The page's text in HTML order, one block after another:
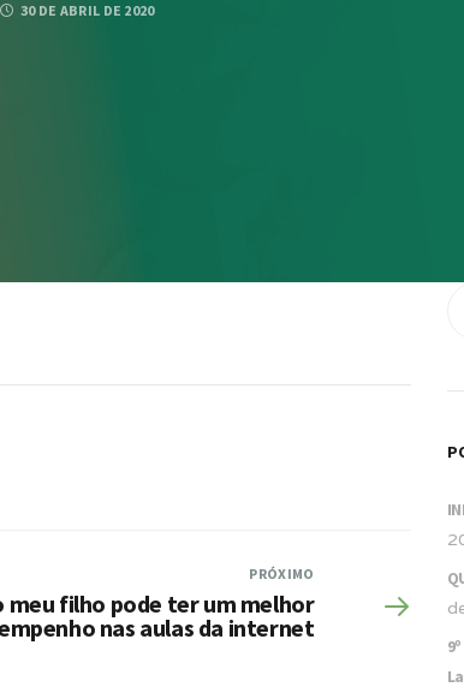
30 DE ABRIL DE 2020
PRÓXIMO
meu filho pode ter um melhor
nas aulas da internet